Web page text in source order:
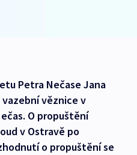
Petra Nečase Jana
věznice v
O propuštění
v Ostravě po
o propuštění se